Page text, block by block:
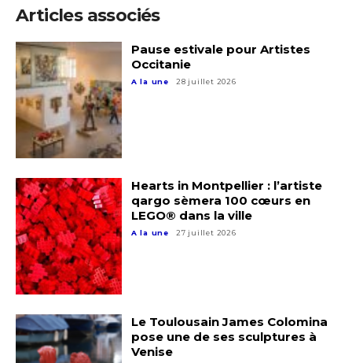
Articles associés
Pause estivale pour Artistes
Occitanie
A la une 28 juillet 2026
Hearts in Montpellier : l’artiste
qargo sèmera 100 cœurs en
LEGO® dans la ville
A la une 27 juillet 2026
Le Toulousain James Colomina
pose une de ses sculptures à
Venise